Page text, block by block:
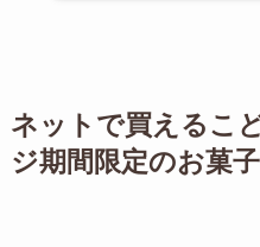
ネットで買えるこ
ジ期間限定のお菓子